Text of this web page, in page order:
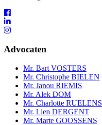
Advocaten
Mr. Bart VOSTERS
Mr. Christophe BIELEN
Mr. Janou RIEMIS
Mr. Alek DOM
Mr. Charlotte RUELENS
Mr. Lien DERGENT
Mr. Marte GOOSSENS